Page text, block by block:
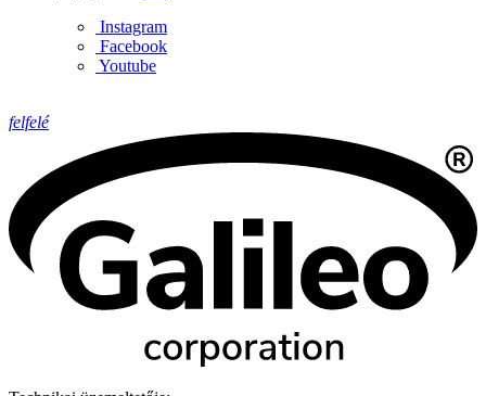
Instagram
Facebook
Youtube
felfelé